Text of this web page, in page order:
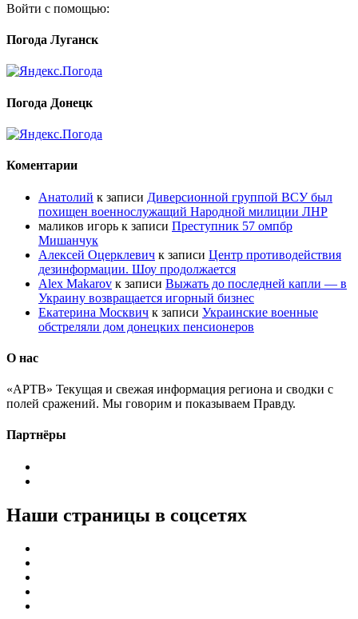
Войти с помощью:
Погода Луганск
Погода Донецк
Коментарии
Анатолий к записи Диверсионной группой ВСУ был
похищен военнослужащий Народной милиции ЛНР
маликов игорь к записи Преступник 57 омпбр
Мишанчук
Алексей Оцерклевич к записи Центр противодействия
дезинформации. Шоу продолжается
Alex Makarov к записи Выжать до последней капли — в
Украину возвращается игорный бизнес
Екатерина Москвич к записи Украинские военные
обстреляли дом донецких пенсионеров
О нас
«АРТВ» Текущая и свежая информация региона и сводки с
полей сражений. Мы говорим и показываем Правду.
Партнёры
Наши страницы в соцсетях